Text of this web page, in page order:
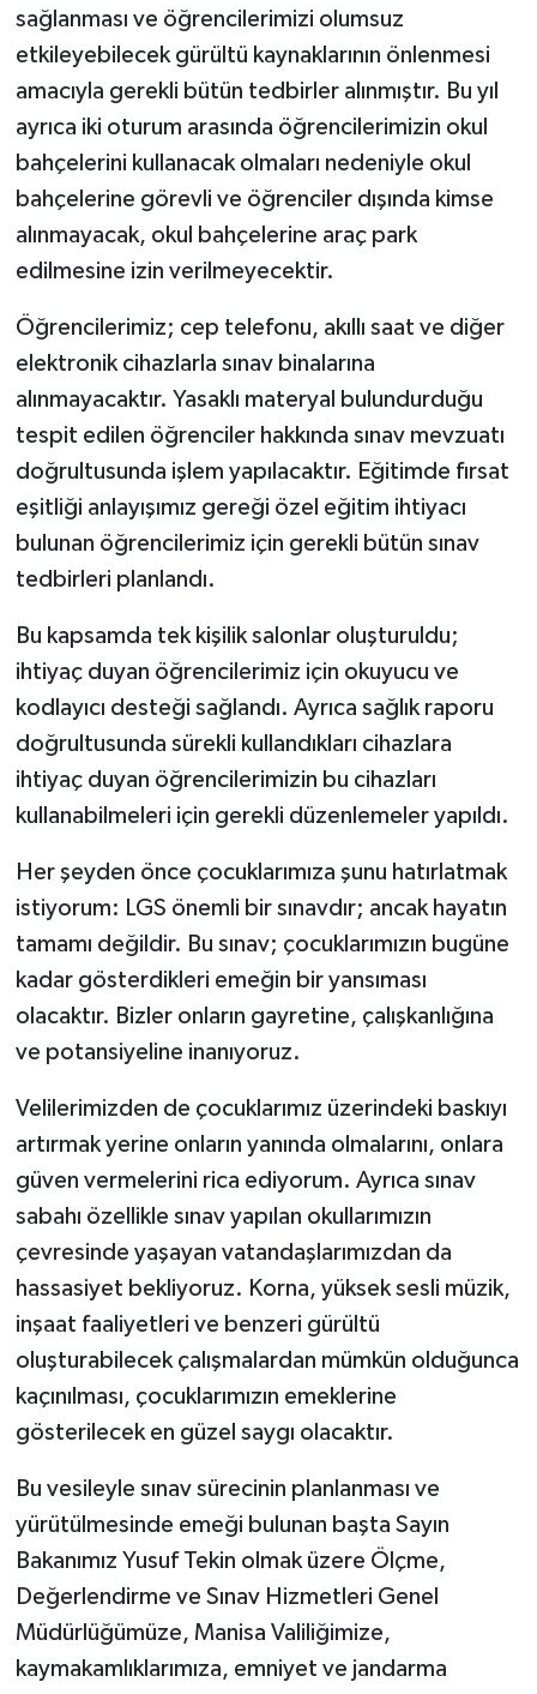
sağlanması ve öğrencilerimizi olumsuz
etkileyebilecek gürültü kaynaklarının önlenmesi
amacıyla gerekli bütün tedbirler alınmıştır. Bu yıl
ayrıca iki oturum arasında öğrencilerimizin okul
bahçelerini kullanacak olmaları nedeniyle okul
bahçelerine görevli ve öğrenciler dışında kimse
alınmayacak, okul bahçelerine araç park
edilmesine izin verilmeyecektir.
Öğrencilerimiz; cep telefonu, akıllı saat ve diğer
elektronik cihazlarla sınav binalarına
alınmayacaktır. Yasaklı materyal bulundurduğu
tespit edilen öğrenciler hakkında sınav mevzuatı
doğrultusunda işlem yapılacaktır. Eğitimde fırsat
eşitliği anlayışımız gereği özel eğitim ihtiyacı
bulunan öğrencilerimiz için gerekli bütün sınav
tedbirleri planlandı.
Bu kapsamda tek kişilik salonlar oluşturuldu;
ihtiyaç duyan öğrencilerimiz için okuyucu ve
kodlayıcı desteği sağlandı. Ayrıca sağlık raporu
doğrultusunda sürekli kullandıkları cihazlara
ihtiyaç duyan öğrencilerimizin bu cihazları
kullanabilmeleri için gerekli düzenlemeler yapıldı.
Her şeyden önce çocuklarımıza şunu hatırlatmak
istiyorum: LGS önemli bir sınavdır; ancak hayatın
tamamı değildir. Bu sınav; çocuklarımızın bugüne
kadar gösterdikleri emeğin bir yansıması
olacaktır. Bizler onların gayretine, çalışkanlığına
ve potansiyeline inanıyoruz.
Velilerimizden de çocuklarımız üzerindeki baskıyı
artırmak yerine onların yanında olmalarını, onlara
güven vermelerini rica ediyorum. Ayrıca sınav
sabahı özellikle sınav yapılan okullarımızın
çevresinde yaşayan vatandaşlarımızdan da
hassasiyet bekliyoruz. Korna, yüksek sesli müzik,
inşaat faaliyetleri ve benzeri gürültü
oluşturabilecek çalışmalardan mümkün olduğunca
kaçınılması, çocuklarımızın emeklerine
gösterilecek en güzel saygı olacaktır.
Bu vesileyle sınav sürecinin planlanması ve
yürütülmesinde emeği bulunan başta Sayın
Bakanımız Yusuf Tekin olmak üzere Ölçme,
Değerlendirme ve Sınav Hizmetleri Genel
Müdürlüğümüze, Manisa Valiliğimize,
kaymakamlıklarımıza, emniyet ve jandarma